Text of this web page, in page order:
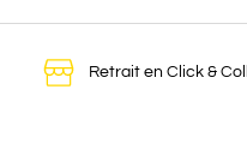
Retrait en Click &